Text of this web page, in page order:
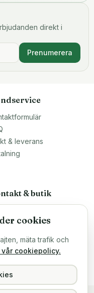
direkt i
Prenumerera
& leverans
& butik
Sverige
10–16
hit →
cookies
mäta trafik och
vår cookiepolicy.